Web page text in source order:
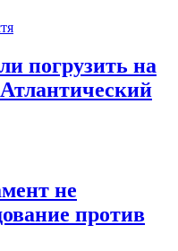
погрузить на
не
против